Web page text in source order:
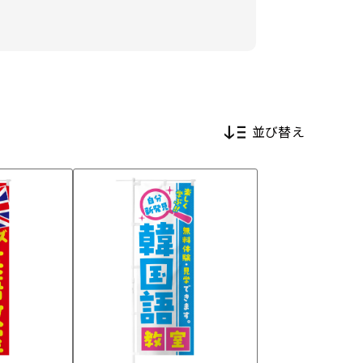
並び替え
価格が安い順
価格が高い順